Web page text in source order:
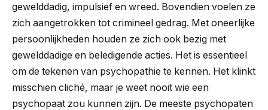
gewelddadig, impulsief en wreed. Bovendien voelen ze
zich aangetrokken tot crimineel gedrag. Met oneerlijke
persoonlijkheden houden ze zich ook bezig met
gewelddadige en beledigende acties. Het is essentieel
om de tekenen van psychopathie te kennen. Het klinkt
misschien cliché, maar je weet nooit wie een
psychopaat zou kunnen zijn. De meeste psychopaten